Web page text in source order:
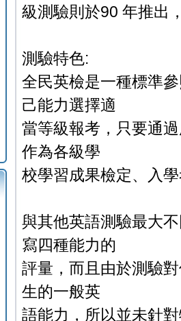
級測驗則於90 年推出
測驗特色:
全民英檢是一種標準
己能力選擇適
當等級報考，只要通
作為各級學
校學習成果檢定、入
與其他英語測驗最大
寫四種能力的
評量，而且由於測驗
生的一般英
語能力，所以並未針